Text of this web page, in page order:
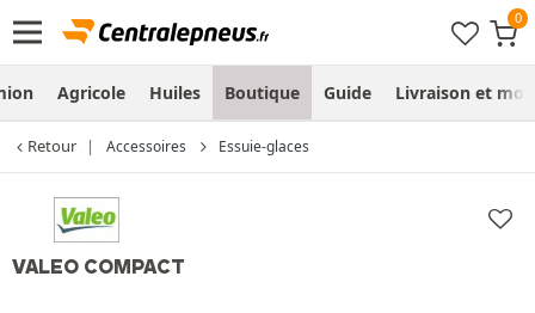
Agricole Huiles Boutique Guide Livraison et
Retour Accessoires Essuie-glaces
VALEO COMPACT